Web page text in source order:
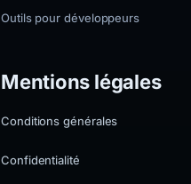
Outils pour développeurs
Mentions légales
Conditions générales
Confidentialité